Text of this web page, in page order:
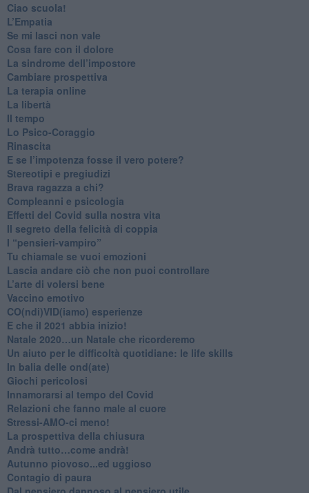
​Ciao scuola!
​L’Empatia
​Se mi lasci non vale
Cosa fare con il dolore
​La sindrome dell’impostore
​Cambiare prospettiva
La terapia online
La libertà
​Il tempo
​Lo Psico-Coraggio
Rinascita
​E se l’impotenza fosse il vero potere?
Stereotipi e pregiudizi
​Brava ragazza a chi?
​Compleanni e psicologia
Effetti del Covid sulla nostra vita
Il segreto della felicità di coppia
​I “pensieri-vampiro”
​Tu chiamale se vuoi emozioni
​Lascia andare ciò che non puoi controllare
L’arte di volersi bene
​Vaccino emotivo
CO(ndi)VID(iamo) esperienze
​E che il 2021 abbia inizio!
​Natale 2020…un Natale che ricorderemo
Un aiuto per le difficoltà quotidiane: le life skills
​In balia delle ond(ate)
Giochi pericolosi
Innamorarsi al tempo del Covid
​Relazioni che fanno male al cuore
​Stressi-AMO-ci meno!
​La prospettiva della chiusura
​Andrà tutto…come andrà!
Autunno piovoso...ed uggioso
​Contagio di paura